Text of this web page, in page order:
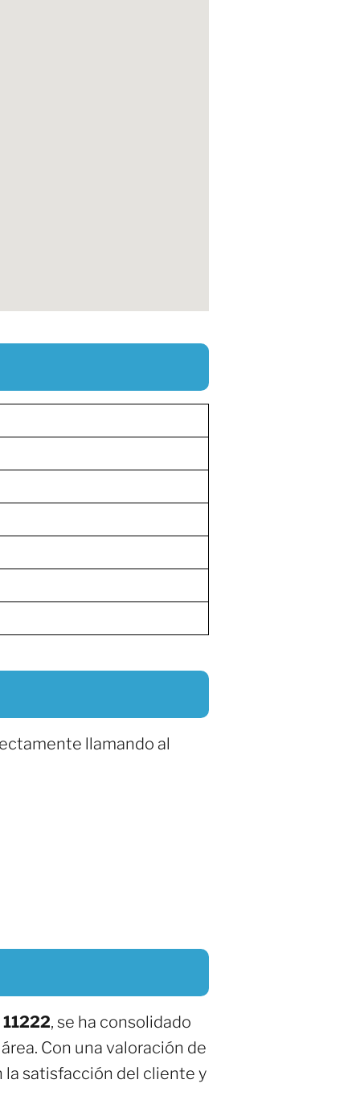
llamando al
, se ha consolidado
Con una valoración de
la satisfacción del cliente y